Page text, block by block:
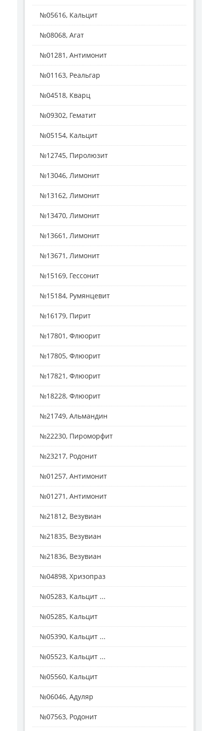
№05616, Кальцит
№08068, Агат
№01281, Антимонит
№01163, Реальгар
№04518, Кварц
№09302, Гематит
№05154, Кальцит
№12745, Пиролюзит
№13046, Лимонит
№13162, Лимонит
№13470, Лимонит
№13661, Лимонит
№13671, Лимонит
№15169, Гессонит
№15184, Румянцевит
№16179, Пирит
№17801, Флюорит
№17805, Флюорит
№17821, Флюорит
№18228, Флюорит
№21749, Альмандин
№22230, Пироморфит
№23217, Родонит
№01257, Антимонит
№01271, Антимонит
№21812, Везувиан
№21835, Везувиан
№21836, Везувиан
№04898, Хризопраз
№05283, Кальцит ...
№05285, Кальцит
№05390, Кальцит ...
№05523, Кальцит ...
№05560, Кальцит
№06046, Адуляр
№07563, Родонит